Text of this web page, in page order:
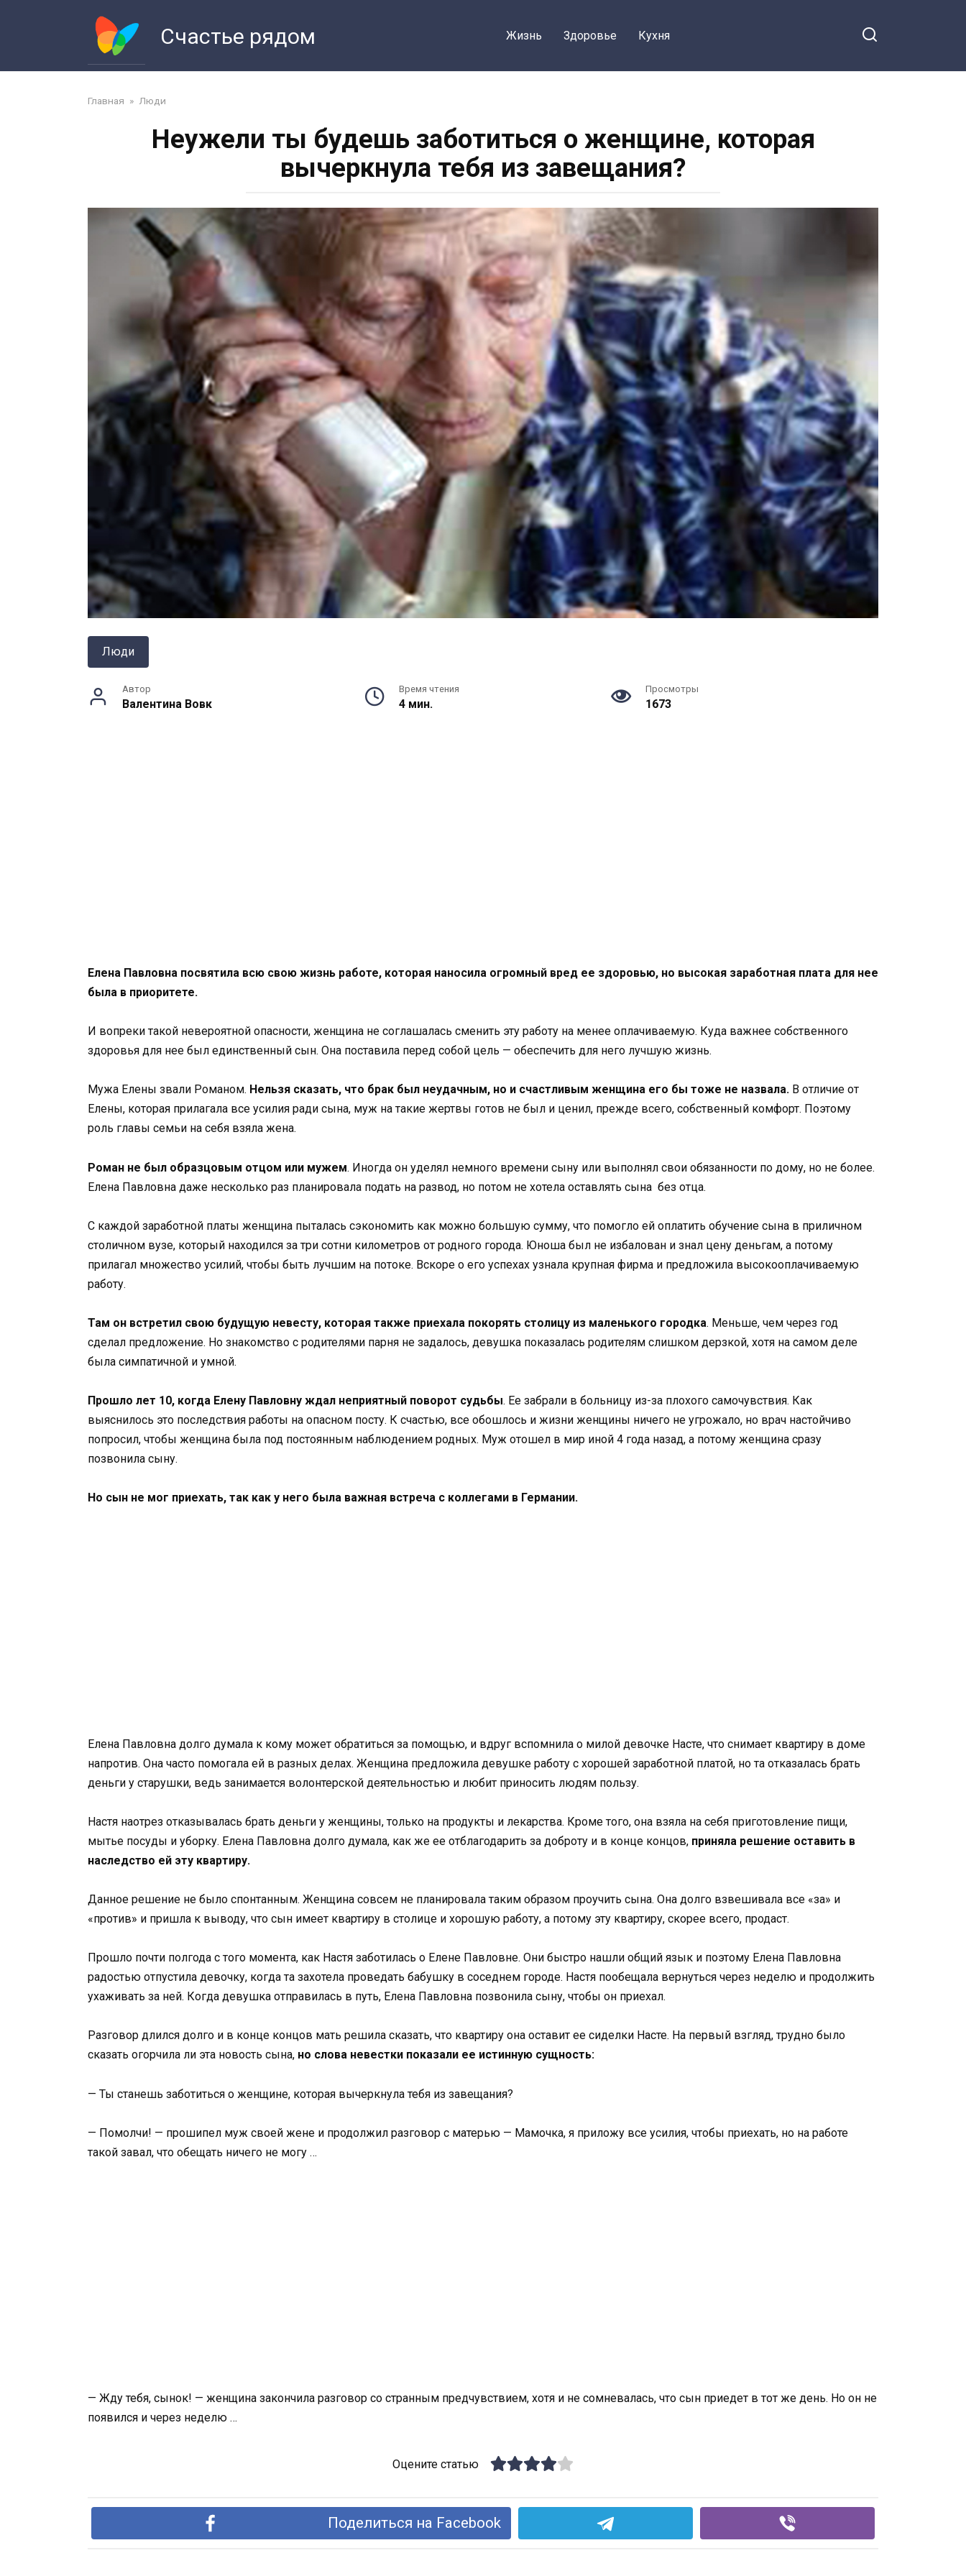
Счастье рядом Жизнь Здоровье Кухня
Главная » Люди
Неужели ты будешь заботиться о женщине, которая
вычеркнула тебя из завещания?
Люди
Автор
Валентина Вовк
Время чтения
4 мин.
Просмотры
1673
Елена Павловна посвятила всю свою жизнь работе, которая наносила огромный вред ее здоровью, но высокая заработная плата для нее
была в приоритете.
И вопреки такой невероятной опасности, женщина не соглашалась сменить эту работу на менее оплачиваемую. Куда важнее собственного
здоровья для нее был единственный сын. Она поставила перед собой цель — обеспечить для него лучшую жизнь.
Мужа Елены звали Романом. Нельзя сказать, что брак был неудачным, но и счастливым женщина его бы тоже не назвала. В отличие от
Елены, которая прилагала все усилия ради сына, муж на такие жертвы готов не был и ценил, прежде всего, собственный комфорт. Поэтому
роль главы семьи на себя взяла жена.
Роман не был образцовым отцом или мужем. Иногда он уделял немного времени сыну или выполнял свои обязанности по дому, но не более.
Елена Павловна даже несколько раз планировала подать на развод, но потом не хотела оставлять сына без отца.
С каждой заработной платы женщина пыталась сэкономить как можно большую сумму, что помогло ей оплатить обучение сына в приличном
столичном вузе, который находился за три сотни километров от родного города. Юноша был не избалован и знал цену деньгам, а потому
прилагал множество усилий, чтобы быть лучшим на потоке. Вскоре о его успехах узнала крупная фирма и предложила высокооплачиваемую
работу.
Там он встретил свою будущую невесту, которая также приехала покорять столицу из маленького городка. Меньше, чем через год
сделал предложение. Но знакомство с родителями парня не задалось, девушка показалась родителям слишком дерзкой, хотя на самом деле
была симпатичной и умной.
Прошло лет 10, когда Елену Павловну ждал неприятный поворот судьбы. Ее забрали в больницу из-за плохого самочувствия. Как
выяснилось это последствия работы на опасном посту. К счастью, все обошлось и жизни женщины ничего не угрожало, но врач настойчиво
попросил, чтобы женщина была под постоянным наблюдением родных. Муж отошел в мир иной 4 года назад, а потому женщина сразу
позвонила сыну.
Но сын не мог приехать, так как у него была важная встреча с коллегами в Германии.
Елена Павловна долго думала к кому может обратиться за помощью, и вдруг вспомнила о милой девочке Насте, что снимает квартиру в доме
напротив. Она часто помогала ей в разных делах. Женщина предложила девушке работу с хорошей заработной платой, но та отказалась брать
деньги у старушки, ведь занимается волонтерской деятельностью и любит приносить людям пользу.
Настя наотрез отказывалась брать деньги у женщины, только на продукты и лекарства. Кроме того, она взяла на себя приготовление пищи,
мытье посуды и уборку. Елена Павловна долго думала, как же ее отблагодарить за доброту и в конце концов, приняла решение оставить в
наследство ей эту квартиру.
Данное решение не было спонтанным. Женщина совсем не планировала таким образом проучить сына. Она долго взвешивала все «за» и
«против» и пришла к выводу, что сын имеет квартиру в столице и хорошую работу, а потому эту квартиру, скорее всего, продаст.
Прошло почти полгода с того момента, как Настя заботилась о Елене Павловне. Они быстро нашли общий язык и поэтому Елена Павловна
радостью отпустила девочку, когда та захотела проведать бабушку в соседнем городе. Настя пообещала вернуться через неделю и продолжить
ухаживать за ней. Когда девушка отправилась в путь, Елена Павловна позвонила сыну, чтобы он приехал.
Разговор длился долго и в конце концов мать решила сказать, что квартиру она оставит ее сиделки Насте. На первый взгляд, трудно было
сказать огорчила ли эта новость сына, но слова невестки показали ее истинную сущность:
— Ты станешь заботиться о женщине, которая вычеркнула тебя из завещания?
— Помолчи! — прошипел муж своей жене и продолжил разговор с матерью — Мамочка, я приложу все усилия, чтобы приехать, но на работе
такой завал, что обещать ничего не могу …
— Жду тебя, сынок! — женщина закончила разговор со странным предчувствием, хотя и не сомневалась, что сын приедет в тот же день. Но он не
появился и через неделю …
Оцените статью
Поделиться на Facebook